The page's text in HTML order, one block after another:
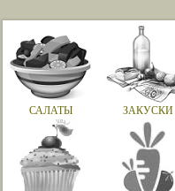
САЛАТЫ ЗАКУСКИ